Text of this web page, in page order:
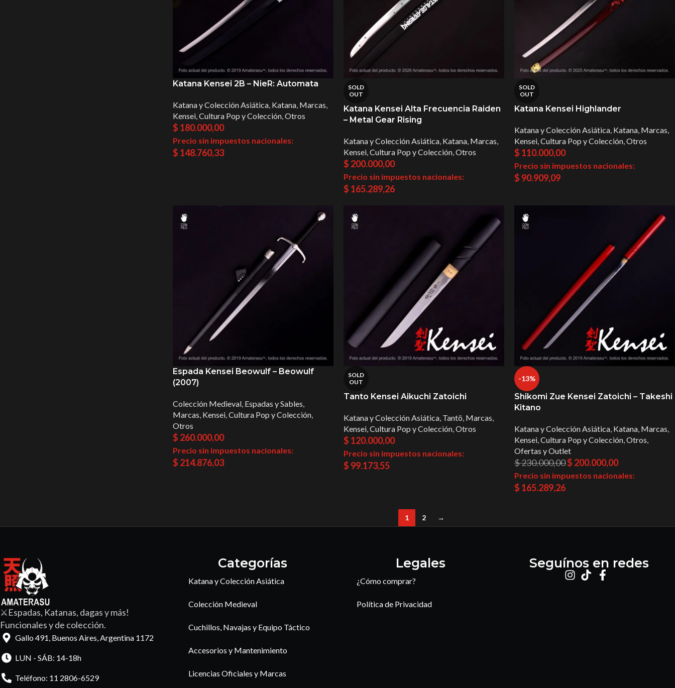
Katana Kensei 2B – NieR: Automata
Katana y Colección Asiática, Katana, Marcas
Kensei, Cultura Pop y Colección, Otros
$ 180.000,00
Precio sin impuestos nacionales:
$ 148.760,33
SOLD
OUT
Katana Kensei Alta Frecuencia Raiden
– Metal Gear Rising
Katana y Colección Asiática, Katana, Marcas
Kensei, Cultura Pop y Colección, Otros
$ 200.000,00
Precio sin impuestos nacionales:
$ 165.289,26
SOLD
OUT
Katana Kensei Highlander
Katana y Colección Asiática, Katana, Marcas
Kensei, Cultura Pop y Colección, Otros
$ 110.000,00
Precio sin impuestos nacionales:
$ 90.909,09
Espada Kensei Beowulf – Beowulf
(2007)
Colección Medieval, Espadas y Sables,
Marcas, Kensei,Cultura Pop y Colección,
Otros
$ 260.000,00
Precio sin impuestos nacionales:
$ 214.876,03
SOLD
OUT
Tanto Kensei Aikuchi Zatoichi
Katana y Colección Asiática, Tantö, Marcas,
Kensei,Cultura Pop y Colección,Otros
$ 120.000,00
Precio sin impuestos nacionales:
$ 99.173,55
-13%
Shikomi Zue Kensei Zatoichi – Takeshi
Kitano
Katana y Colección Asiática, Katana, Marcas,
Kensei,Cultura Pop y Colección,Otros,
Ofertas y Outlet
$230.000,00$ 200.000,00
Precio sin impuestos nacionales:
$ 165.289,26
1 2 →
⚔️Espadas, Katanas, dagas y más!
Funcionales y de colección.
Gallo 491, Buenos Aires, Argentina 1172
LUN - SÁB: 14-18h
Teléfono: 11 2806-6529
Categorías
Katana y Colección Asiática
Colección Medieval
Cuchillos, Navajas y Equipo Táctico
Accesorios y Mantenimiento
Licencias Oficiales y Marcas
Legales
¿Cómo comprar?
Política de Privacidad
Seguínos en redes